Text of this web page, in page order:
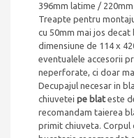
396mm latime /
Treapte pentru
cu 50mm mai jos decat
dimensiune de 114 x
eventualele accesorii
neperforate, ci doar
Decupajul necesar in
chiuvetei pe blateste
recomandam taierea
primit chiuveta. Corpul